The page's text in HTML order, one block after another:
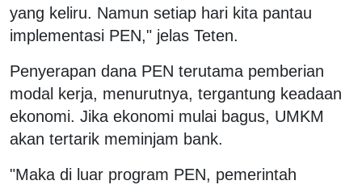
yang keliru. Namun setiap hari kita pantau
implementasi PEN," jelas Teten.
Penyerapan dana PEN terutama pemberian
modal kerja, menurutnya, tergantung keadaan
ekonomi. Jika ekonomi mulai bagus, UMKM
akan tertarik meminjam bank.
"Maka di luar program PEN, pemerintah